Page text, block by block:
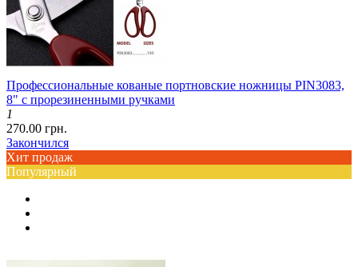
Профессиональные кованые портновские ножницы PIN3083,
8" с прорезиненными ручками
1
270.00 грн.
Закончился
Хит продаж
Популярный